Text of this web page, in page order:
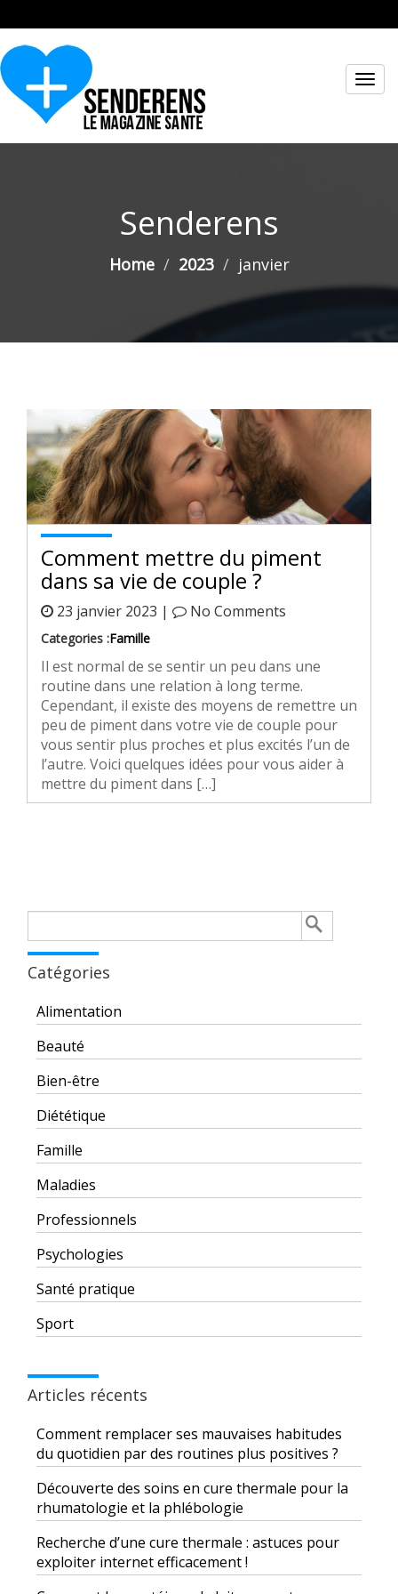
Senderens
Home 2023 janvier
Comment mettre du piment
dans sa vie de couple ?
23 janvier 2023 | No Comments
Categories :Famille
Il est normal de se sentir un peu dans une
routine dans une relation à long terme.
Cependant, il existe des moyens de remettre un
peu de piment dans votre vie de couple pour
vous sentir plus proches et plus excités l’un de
l’autre. Voici quelques idées pour vous aider à
mettre du piment dans […]
Catégories
Alimentation
Beauté
Bien-être
Diététique
Famille
Maladies
Professionnels
Psychologies
Santé pratique
Sport
Articles récents
Comment remplacer ses mauvaises habitudes
du quotidien par des routines plus positives ?
Découverte des soins en cure thermale pour la
rhumatologie et la phlébologie
Recherche d’une cure thermale : astuces pour
exploiter internet efficacement !